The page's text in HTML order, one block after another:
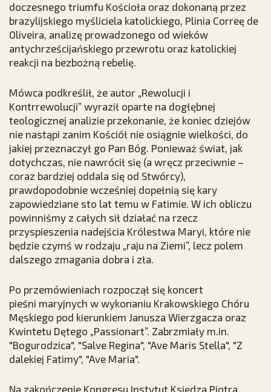
doczesnego triumfu Kościoła oraz dokonaną przez
brazylijskiego myśliciela katolickiego, Plinia Correę de
Oliveira, analizę prowadzonego od wieków
antychrześcijańskiego przewrotu oraz katolickiej
reakcji na bezbożną rebelię.
Mówca podkreślił, że autor „Rewolucji i
Kontrrewolucji” wyraził oparte na dogłębnej
teologicznej analizie przekonanie, że koniec dziejów
nie nastąpi zanim Kościół nie osiągnie wielkości, do
jakiej przeznaczył go Pan Bóg. Ponieważ świat, jak
dotychczas, nie nawrócił się (a wręcz przeciwnie –
coraz bardziej oddala się od Stwórcy),
prawdopodobnie wcześniej dopełnią się kary
zapowiedziane sto lat temu w Fatimie. W ich obliczu
powinniśmy z całych sił działać na rzecz
przyspieszenia nadejścia Królestwa Maryi, które nie
będzie czymś w rodzaju „raju na Ziemi”, lecz polem
dalszego zmagania dobra i zła.
Po przemówieniach rozpoczął się koncert
pieśni maryjnych w wykonaniu Krakowskiego Chóru
Męskiego pod kierunkiem Janusza Wierzgacza oraz
Kwintetu Dętego „Passionart”. Zabrzmiały m.in.
"Bogurodzica", "Salve Regina", "Ave Maris Stella", "Z
dalekiej Fatimy", "Ave Maria".
Na zakończenie Kongresu Instytut Księdza Piotra